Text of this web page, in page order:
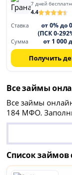
Все займы
Все займы
184 МФО.
компании через
онлайн на
кредитной
реальные
клиенты могут
7 дней
4.4
Ставка
от 0% до
(ПСК 0-
Сумма от 1 000
Получить
Список